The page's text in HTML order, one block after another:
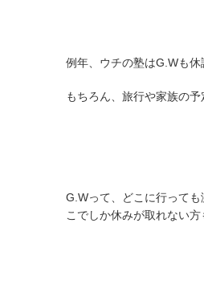
例年、ウチの塾はG.Wも休
もちろん、旅行や家族の
G.Wって、どこに行って
こでしか休みが取れない